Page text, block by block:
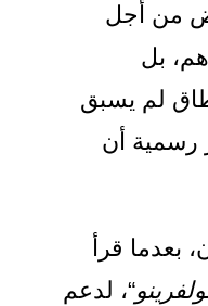
يسبق
أن
قرأ
“، لدعم